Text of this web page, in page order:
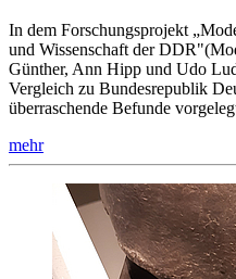
In dem Forschungsprojekt
und Wissenschaft der
Günther, Ann Hipp und Udo
Vergleich zu Bundesrepublik
überraschende Befunde
mehr